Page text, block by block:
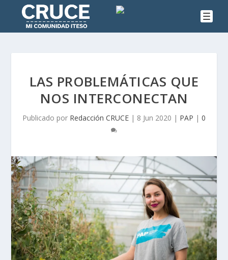
LAS PROBLEMÁTICAS QUE
NOS INTERCONECTAN
Publicado por Redacción CRUCE | 8 Jun 2020 | PAP | 0